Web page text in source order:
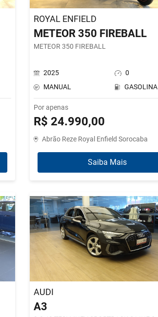
ROYAL ENFIELD
METEOR 350 FIREBALL
METEOR 350 FIREBALL
2025
0
MANUAL
GASOLINA
Por apenas
R$ 24.990,00
Abrão Reze Royal Enfield Sorocaba
Saiba Mais
AUDI
A3